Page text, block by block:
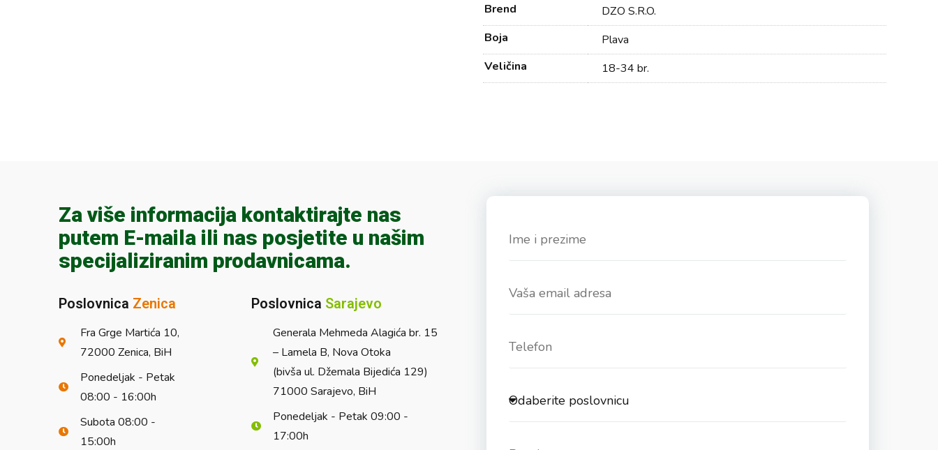
Brend
DZO S.R.O.
Boja
Plava
Veličina
18-34 br.
Za više informacija kontaktirajte nas
putem E-maila ili nas posjetite u našim
specijaliziranim prodavnicama.
Poslovnica Zenica
Fra Grge Martića 10,
72000 Zenica, BiH
Ponedeljak - Petak
08:00 - 16:00h
Subota 08:00 -
15:00h
Poslovnica Sarajevo
Generala Mehmeda Alagića br. 15
– Lamela B, Nova Otoka
(bivša ul. Džemala Bijedića 129)
71000 Sarajevo, BiH
Ponedeljak - Petak 09:00 -
17:00h